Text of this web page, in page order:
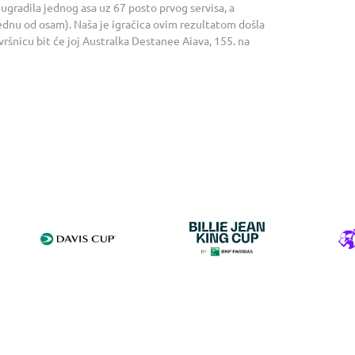
jednog asa uz 67 posto prvog servisa, a
od osam). Naša je igračica ovim rezultatom došla
bit će joj Australka Destanee Aiava, 155. na